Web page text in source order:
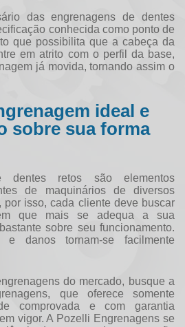
dasengrenagens de dentes
conhecida como ponto de
que possibilita que a cabeça da
em atrito com o perfil da base,
já movida, tornando assim o
ideal e
sobre sua forma
dentes retos são elementos
de maquinários de diversos
por isso, cada cliente deve buscar
que mais se adequa a sua
sobre seu funcionamento.
e danos tornam-se facilmente
do mercado, busque a
que oferece somente
comprovada e com garantia
vigor. A Pozelli Engrenagens se